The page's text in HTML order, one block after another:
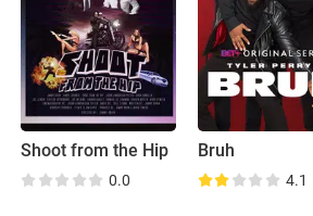
Shoot from the Hip
0.0
Bruh
4.1